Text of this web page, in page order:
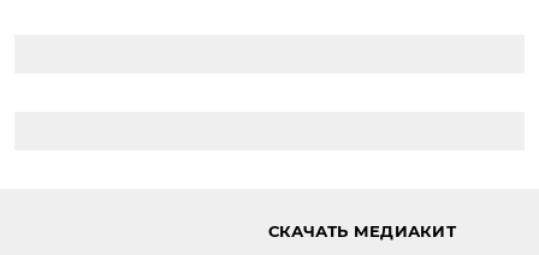
СКАЧАТЬ МЕДИАКИТ